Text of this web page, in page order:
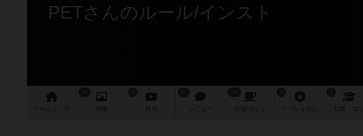
PETさんのルール/インスト
ゲーム 画像 レビュー 店舗/ カフェ 戦略